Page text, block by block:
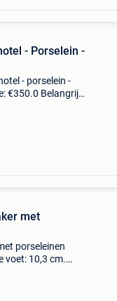
- Porselein -
- porselein -
€350.0 Belangrijk:
met
porseleinen
voet: 10,3 cm.